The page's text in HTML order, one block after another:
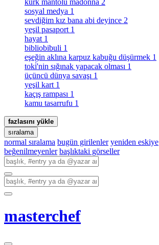
kürk mantolu madonna 2
sosyal medya 1
sevdiğim kız bana abi deyince 2
yeşil pasaport 1
hayat 1
bibliobibuli 1
eşeğin aklına karpuz kabuğu düşürmek 1
toki̇'nin sığınak yapacak olması 1
üçüncü dünya savaşı 1
yeşil kart 1
kaçış rampası 1
kamu tasarrufu 1
fazlasını yükle
sıralama
normal sıralama bugün girilenler yeniden eskiye
beğenilmeyenler başlıktaki görseller
masterchef